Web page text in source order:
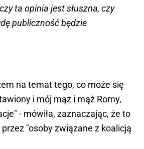
ta opinia jest słuszna, czy
publiczność będzie
na temat tego, co może się
i mój mąż i mąż Romy,
- mówiła, zaznaczając, że to
"osoby związane z koalicją